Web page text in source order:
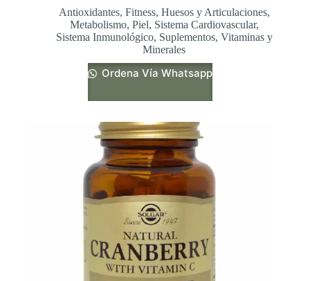
Antioxidantes, Fitness, Huesos y Articulaciones,
Metabolismo, Piel, Sistema Cardiovascular,
Sistema Inmunológico, Suplementos, Vitaminas y
Minerales
Ordena Vía Whatsapp